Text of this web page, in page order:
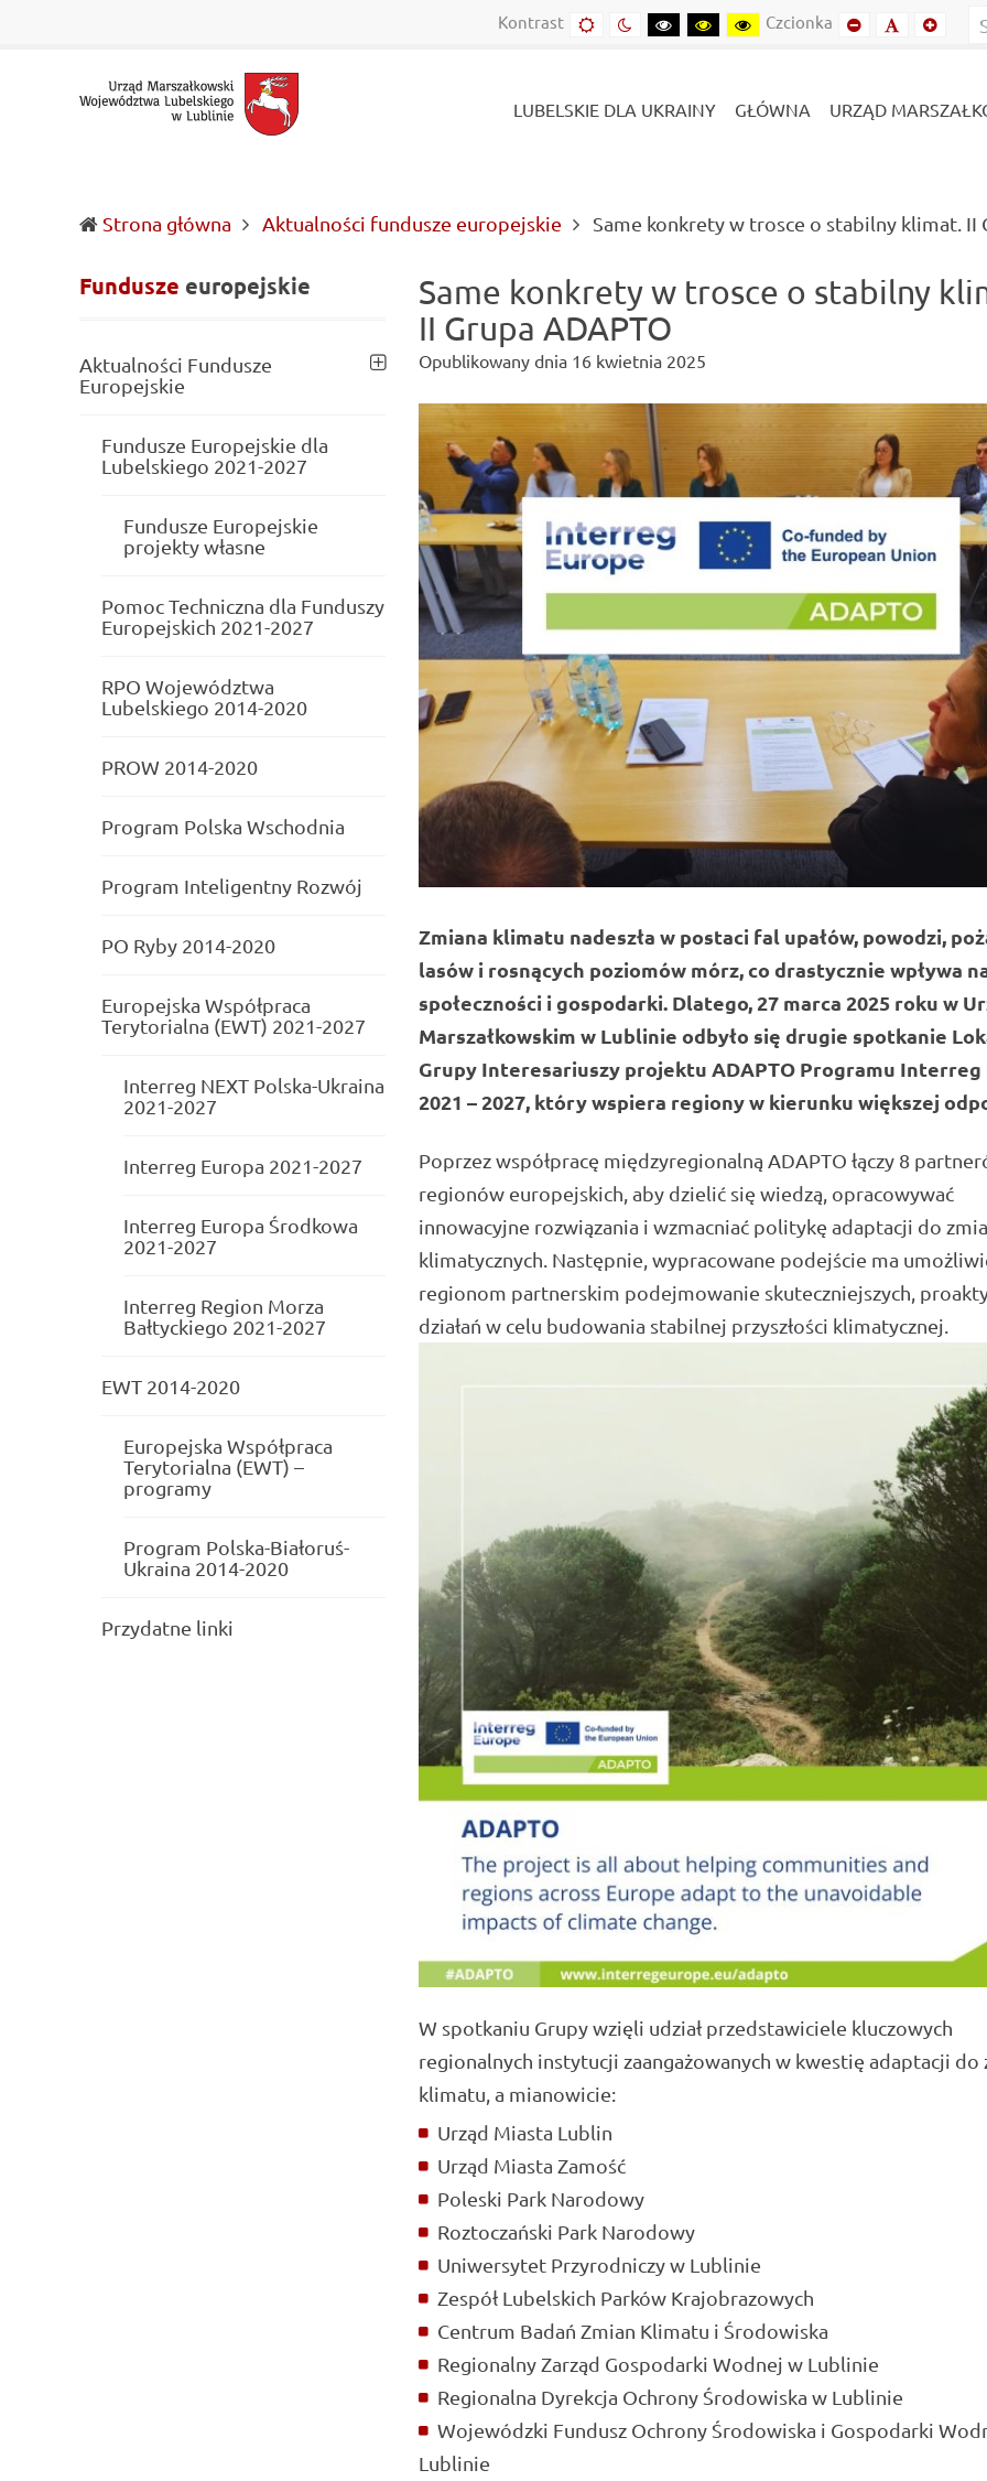
Województwa
Lubelskiego
wojewódzkich
Lubelszczyźnie
Kontrast Domyślny
kontrast
Kontrast
nocny
Kontrast
czarny-
Kontrast
czarny-
Kontrast
żółto-
Czcionka Mniejszy
font
Domyślny
font
LUBELSKIE DLA UKRAINY GŁÓWNA URZĄD
Strona główna Aktualności fundusze europejskie Same konkrety w trosce o stabilny klimat. II
Same konkrety w trosce o stabilny
II Grupa ADAPTO
Opublikowany dnia 16 kwietnia 2025
Zmiana klimatu nadeszła w postaci fal upałów, powodzi,
lasów i rosnących poziomów mórz, co drastycznie wpływa
społeczności i gospodarki. Dlatego, 27 marca 2025 roku w
Marszałkowskim w Lublinie odbyło się drugie spotkanie
Grupy Interesariuszy projektu ADAPTO Programu Interreg
2021 – 2027, który wspiera regiony w kierunku większej
Poprzez współpracę międzyregionalną ADAPTO łączy 8
regionów europejskich, aby dzielić się wiedzą, opracowywać
innowacyjne rozwiązania i wzmacniać politykę adaptacji do
klimatycznych. Następnie, wypracowane podejście ma
regionom partnerskim podejmowanie skuteczniejszych,
działań w celu budowania stabilnej przyszłości klimatycznej.
W spotkaniu Grupy wzięli udział przedstawiciele kluczowych
regionalnych instytucji zaangażowanych w kwestię adaptacji do
klimatu, a mianowicie:
Urząd Miasta Lublin
Urząd Miasta Zamość
Poleski Park Narodowy
Roztoczański Park Narodowy
Uniwersytet Przyrodniczy w Lublinie
Zespół Lubelskich Parków Krajobrazowych
Centrum Badań Zmian Klimatu i Środowiska
Regionalny Zarząd Gospodarki Wodnej w Lublinie
Regionalna Dyrekcja Ochrony Środowiska w Lublinie
Wojewódzki Fundusz Ochrony Środowiska i Gospodarki
Lublinie
Fundusze europejskie
Aktualności Fundusze
Europejskie
Fundusze Europejskie dla
Lubelskiego 2021-2027
Fundusze Europejskie
projekty własne
Pomoc Techniczna dla Funduszy
Europejskich 2021-2027
RPO Województwa
Lubelskiego 2014-2020
PROW 2014-2020
Program Polska Wschodnia
Program Inteligentny Rozwój
PO Ryby 2014-2020
Europejska Współpraca
Terytorialna (EWT) 2021-2027
Interreg NEXT Polska-Ukraina
2021-2027
Interreg Europa 2021-2027
Interreg Europa Środkowa
2021-2027
Interreg Region Morza
Bałtyckiego 2021-2027
EWT 2014-2020
Europejska Współpraca
Terytorialna (EWT) –
programy
Program Polska-Białoruś-
Ukraina 2014-2020
Przydatne linki